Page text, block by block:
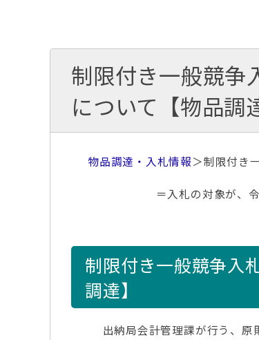
制限付き一般競争
について【物品調
物品調達・入札情報＞制限付き
＝入札の対象が、
制限付き一般競争入
調達】
出納局会計管理課が行う、原